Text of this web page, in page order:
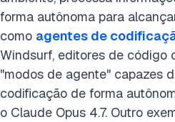
forma autônoma para
como agentes de
Windsurf, editores de código
"modos de agente" capazes
codificação de forma
o Claude Opus 4.7. Outro